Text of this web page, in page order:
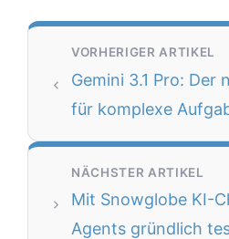
Gemini 3.1 Pro: Der
für komplexe
Mit Snowglobe KI-
Agents gründlich